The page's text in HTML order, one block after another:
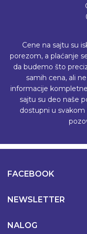
Cene na sajtu su
porezom, a plaćanje
da budemo što
samih cena, ali
informacije
sajtu su deo naše
dostupni u svakom
FACEBOOK
NEWSLETTER
NALOG